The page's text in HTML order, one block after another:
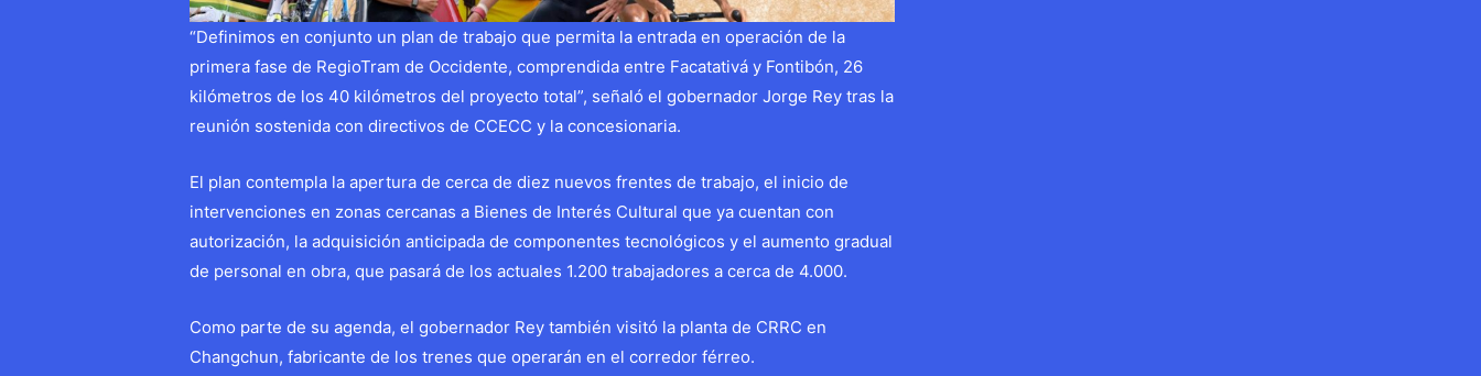
“Definimos en conjunto un plan de trabajo que permita la entrada en operación de la
primera fase de RegioTram de Occidente, comprendida entre Facatativá y Fontibón, 26
kilómetros de los 40 kilómetros del proyecto total”, señaló el gobernador Jorge Rey tras la
reunión sostenida con directivos de CCECC y la concesionaria.
El plan contempla la apertura de cerca de diez nuevos frentes de trabajo, el inicio de
intervenciones en zonas cercanas a Bienes de Interés Cultural que ya cuentan con
autorización, la adquisición anticipada de componentes tecnológicos y el aumento gradual
de personal en obra, que pasará de los actuales 1.200 trabajadores a cerca de 4.000.
Como parte de su agenda, el gobernador Rey también visitó la planta de CRRC en
Changchun, fabricante de los trenes que operarán en el corredor férreo.